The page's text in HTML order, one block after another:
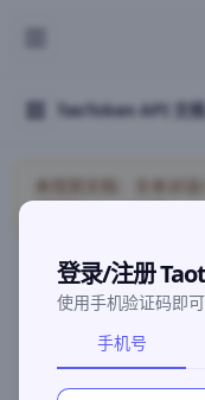
TaoToken API 文档
未找到文档：文本对
©2026 深圳灵明智
登录/注册
使用手机验证码即
手机号